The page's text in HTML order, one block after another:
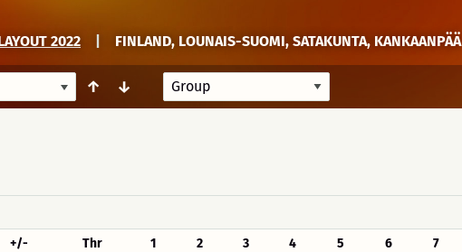
2022 FINLAND, LOUNAIS-SUOMI, SATAKUNTA, KANKAANPÄÄ
↑ ↓
+/- Thr 1 2 3 4 5 6 7